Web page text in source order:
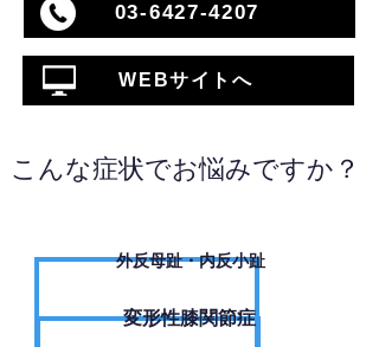
03-6427-4207
WEBサイトへ
こんな症状でお悩みですか？
外反母趾・内反小趾
変形性膝関節症